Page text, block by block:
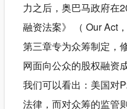
力之后，奥巴马政府在
融资法案》 （ Our Act
第三章专为众筹制定，
网面向公众的股权融资
我们可以看出：美国对
法律，而对众筹的监管